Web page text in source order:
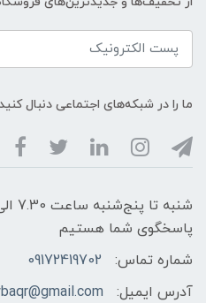
ما را در شبکه‌های اجتماعی دنبال
پاسخگوی شما هستیم
شماره تماس:
09172419702
آدرس ایمیل: